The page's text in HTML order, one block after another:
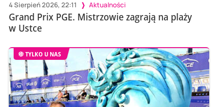
4 Sierpień 2026, 22:11 Aktualności
Grand Prix PGE. Mistrzowie zagrają na plaży
w Ustce
TYLKO U NAS